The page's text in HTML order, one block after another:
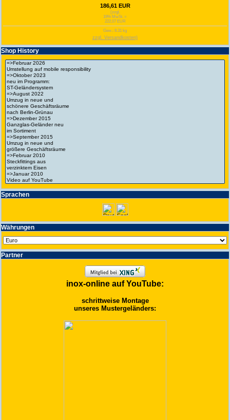
186,61 EUR
(zzgl.
19% MwSt. =
222,07 EUR
Gew.: 8.31 kg
zzgl. Versandkosten)
Shop History
Spra­chen
Wäh­run­gen
Partner
inox-online auf YouTube:
schrittweise Montage
unseres Mustergeländers: